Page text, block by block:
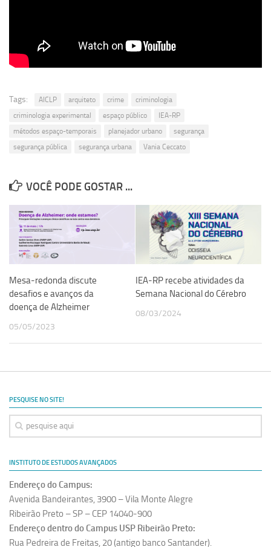
Contato
Tags: AICLP arquiteto crime
criminologia
criminologia experimental
espaço público
IEA-RP
métodos espaço-temporais
planejador urbano
segurança
segurança pública
segurança urbana Vania Ceccato
VOCÊ PODE GOSTAR ...
Mesa-redonda discute
desafios e avanços da
doença de Alzheimer
05/05/2023
IEA-RP recebe atividades da
Semana Nacional do Cérebro
08/03/2024
PESQUISE NO SITE!
INSTITUTO DE ESTUDOS AVANÇADOS
Endereço do Campus:
Avenida Bandeirantes, 3900 – Vila Monte Alegre
Ribeirão Preto – SP – CEP 14040-900
Endereço dentro do Campus USP Ribeirão Preto:
Rua Pedreira de Freitas, 20 (antigo banco Santander).